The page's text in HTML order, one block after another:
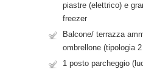
piastre (elettrico) e
freezer
Balcone/ terrazza
ombrellone (tipologia
1 posto parcheggio